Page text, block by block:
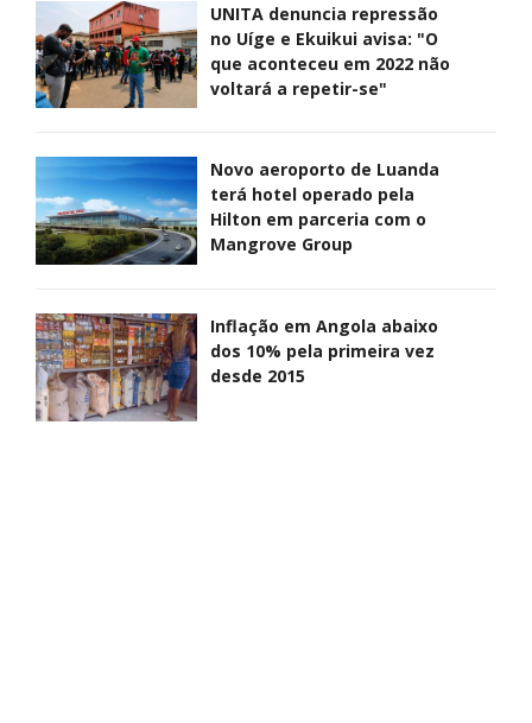
UNITA denuncia repressão
no Uíge e Ekuikui avisa: "O
que aconteceu em 2022 não
voltará a repetir-se"
Novo aeroporto de Luanda
terá hotel operado pela
Hilton em parceria com o
Mangrove Group
Inflação em Angola abaixo
dos 10% pela primeira vez
desde 2015